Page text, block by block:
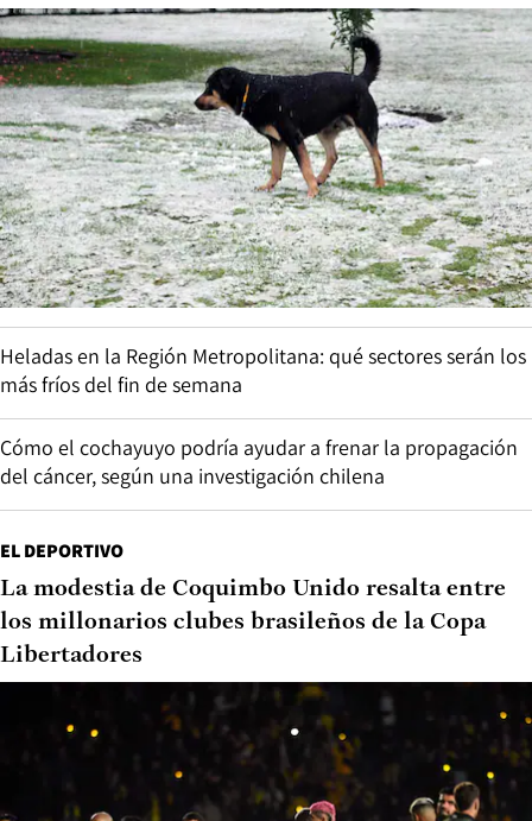
Heladas en la Región Metropolitana: qué sectores serán los
más fríos del fin de semana
Cómo el cochayuyo podría ayudar a frenar la propagación
del cáncer, según una investigación chilena
EL DEPORTIVO
La modestia de Coquimbo Unido resalta entre
los millonarios clubes brasileños de la Copa
Libertadores